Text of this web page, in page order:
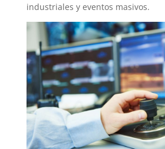
industriales y eventos masivos.